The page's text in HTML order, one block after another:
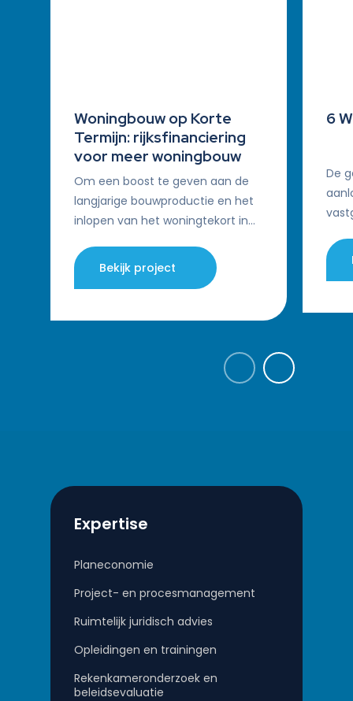
Woningbouw op Korte
Termijn: rijksfinanciering
voor meer woningbouw
Om een boost te geven aan de
langjarige bouwproductie en het
inlopen van het woningtekort in
heel Nederland heeft het
ministerie van Binnenlandse…
Bekijk project
6
De
met
Expertise
Planeconomie
Project- en procesmanagement
Ruimtelijk juridisch advies
Opleidingen en trainingen
Rekenkameronderzoek en
beleidsevaluatie